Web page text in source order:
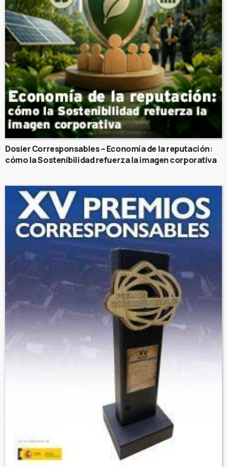
Dosier Corresponsables – Economía de la reputación:
cómo la Sostenibilidad refuerza la imagen corporativa